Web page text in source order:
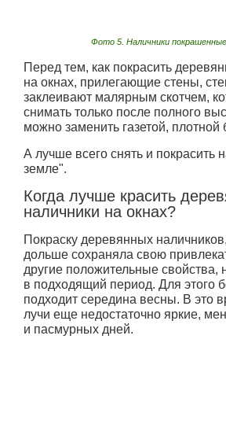
Фото 5. Наличники
Перед тем, как покрасить
на окнах, прилегающие стены,
заклеивают малярным скотчем,
снимать только после полного
можно заменить газетой, плотной
А лучше всего снять и покрасить
земле".
Когда лучше красить
наличники на окнах?
Покраску деревянных
дольше сохраняла свою
другие положительные свойства,
в подходящий период. Для этого
подходит середина весны. В это
лучи еще недостаточно яркие,
и пасмурных дней.